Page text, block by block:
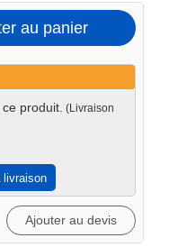
au panier
produit. (Livraison
livraison
Ajouter au devis